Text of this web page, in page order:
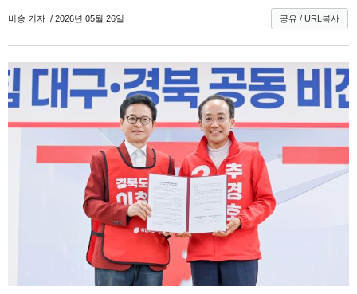
비송 기자 / 2026년 05월 26일 공유 / URL복사